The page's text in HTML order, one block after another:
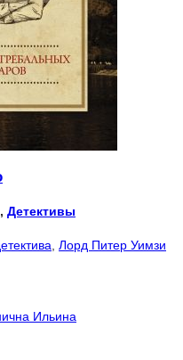
, Детективы
Лорд Питер Уимзи
Ильина